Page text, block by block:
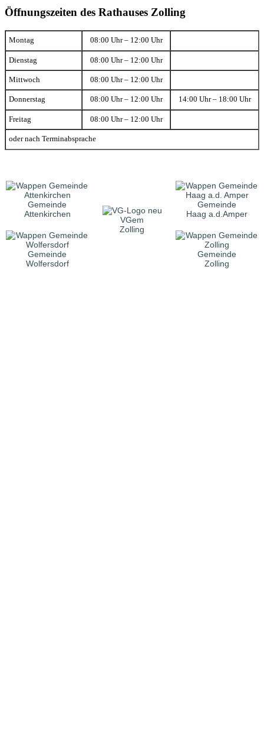
Öffnungszeiten des Rathauses Zolling
Montag 08:00 Uhr – 12:00 Uhr
Dienstag 08:00 Uhr – 12:00 Uhr
Mittwoch 08:00 Uhr – 12:00 Uhr
Donnerstag 08:00 Uhr – 12:00 Uhr 14:00 Uhr – 18:00 Uhr
Freitag 08:00 Uhr – 12:00 Uhr
oder nach Terminabsprache
Gemeinde
Attenkirchen
VGem
Zolling
Gemeinde
Haag a.d.Amper
Gemeinde
Wolfersdorf
Gemeinde
Zolling